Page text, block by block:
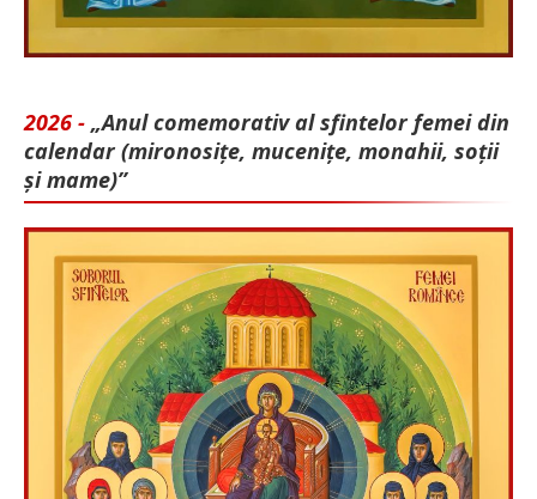
2026 - „Anul comemorativ al sfintelor femei din
calendar (mironosițe, mu­cenițe, monahii, soții
și mame)”